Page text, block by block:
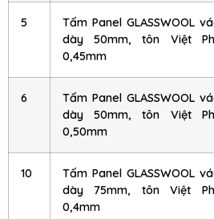
5
Tấm Panel GLASSWOOL
dày 50mm, tôn Việt
0,45mm
6
Tấm Panel GLASSWOOL
dày 50mm, tôn Việt
0,50mm
10
Tấm Panel GLASSWOOL
dày 75mm, tôn Việt
0,4mm